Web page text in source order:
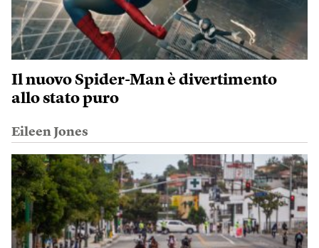
Il nuovo Spider-Man è divertimento
allo stato puro
Eileen Jones